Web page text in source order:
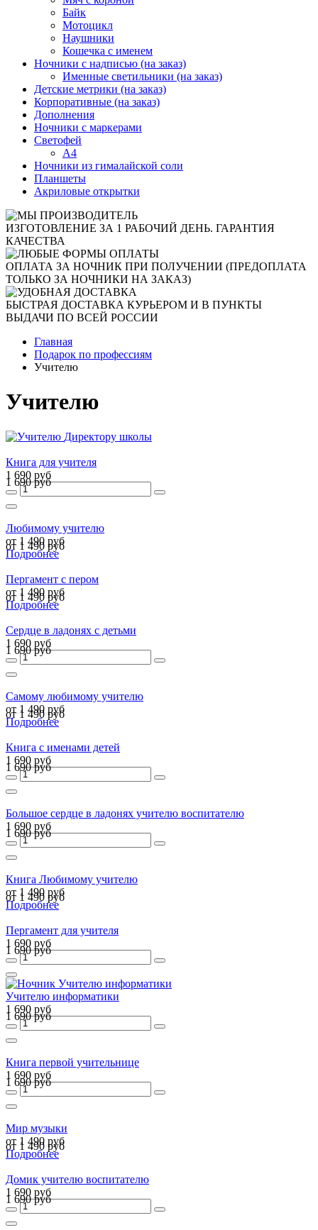
Байк
Мотоцикл
Наушники
Кошечка с именем
Ночники с надписью (на заказ)
Именные светильники (на заказ)
Детские метрики (на заказ)
Корпоративные (на заказ)
Дополнения
Ночники с маркерами
Светофей
А4
Ночники из гималайской соли
Планшеты
Акриловые открытки
ИЗГОТОВЛЕНИЕ ЗА 1 РАБОЧИЙ ДЕНЬ. ГАРАНТИЯ
КАЧЕСТВА
ОПЛАТА ЗА НОЧНИК ПРИ ПОЛУЧЕНИИ (ПРЕДОПЛАТА
ТОЛЬКО ЗА НОЧНИКИ НА ЗАКАЗ)
БЫСТРАЯ ДОСТАВКА КУРЬЕРОМ И В ПУНКТЫ
ВЫДАЧИ ПО ВСЕЙ РОССИИ
Главная
Подарок по профессиям
Учителю
Учителю
Директору школы
Книга для учителя
1 690 руб
1 690 руб
Любимому учителю
от 1 490 руб
от 1 490 руб
Подробнее
Пергамент с пером
от 1 490 руб
от 1 490 руб
Подробнее
Сердце в ладонях с детьми
1 690 руб
1 690 руб
Самому любимому учителю
от 1 490 руб
от 1 490 руб
Подробнее
Книга с именами детей
1 690 руб
1 690 руб
Большое сердце в ладонях учителю воспитателю
1 690 руб
1 690 руб
Книга Любимому учителю
от 1 490 руб
от 1 490 руб
Подробнее
Пергамент для учителя
1 690 руб
1 690 руб
Учителю информатики
1 690 руб
1 690 руб
Книга первой учительнице
1 690 руб
1 690 руб
Мир музыки
от 1 490 руб
от 1 490 руб
Подробнее
Домик учителю воспитателю
1 690 руб
1 690 руб